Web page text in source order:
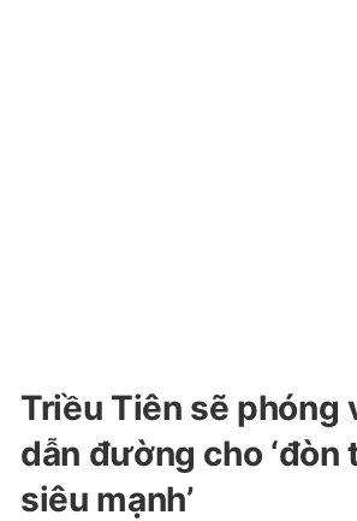
Triều Tiên sẽ phóng
dẫn đường cho ‘đòn
siêu mạnh’